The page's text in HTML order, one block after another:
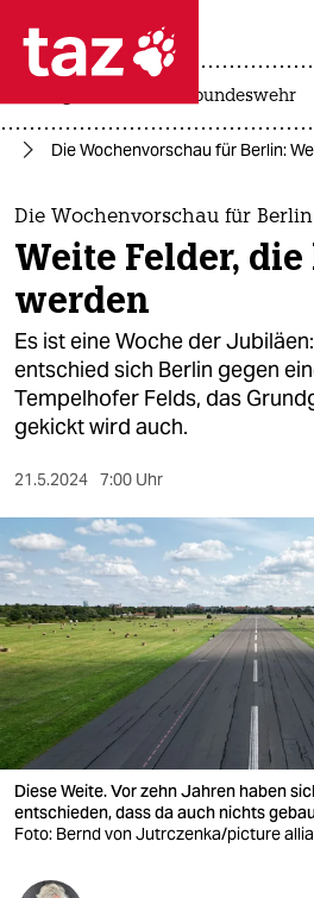
 taz zahl ich
taz zahl ich
themen
politik
öko
gesellschaft
kultur
sport
berlin
nord
wahrheit
verlag
verlag
veranstaltungen
shop
fragen & hilfe
bundeswehr
Die Wochenvorschau für Berlin:
Die Wochenvorschau für Berlin
Weite Felder,
werden
Es ist eine Woche der
entschied sich Berlin gegen
Tempelhofer Felds, das
gekickt wird auch.
21.5.2024 7:00 Uhr
Diese Weite. Vor zehn Jahren haben
entschieden, dass da auch nichts
Foto: Bernd von Jutrczenka/picture